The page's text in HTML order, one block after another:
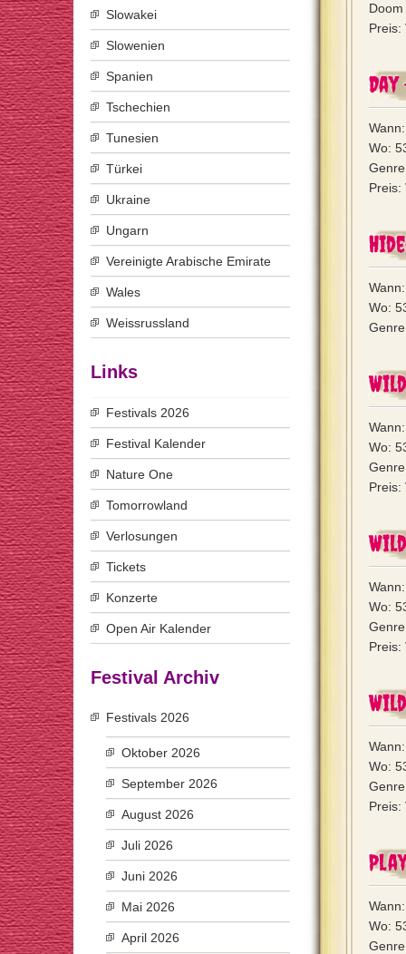
Preis:
Wo:
Preis:
Wo:
Wo:
Preis:
Wo:
Preis:
Wo:
Preis:
Wo:
Slowakei
Slowenien
Spanien
Tschechien
Tunesien
Türkei
Ukraine
Ungarn
Vereinigte Arabische Emirate
Wales
Weissrussland
Links
Festivals 2026
Festival Kalender
Nature One
Tomorrowland
Verlosungen
Tickets
Konzerte
Open Air Kalender
Festival Archiv
Festivals 2026
Oktober 2026
September 2026
August 2026
Juli 2026
Juni 2026
Mai 2026
April 2026